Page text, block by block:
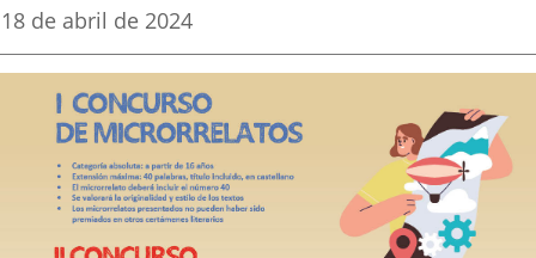
aplicaciónaplicación
Fecha
la
18 de abril de 2024